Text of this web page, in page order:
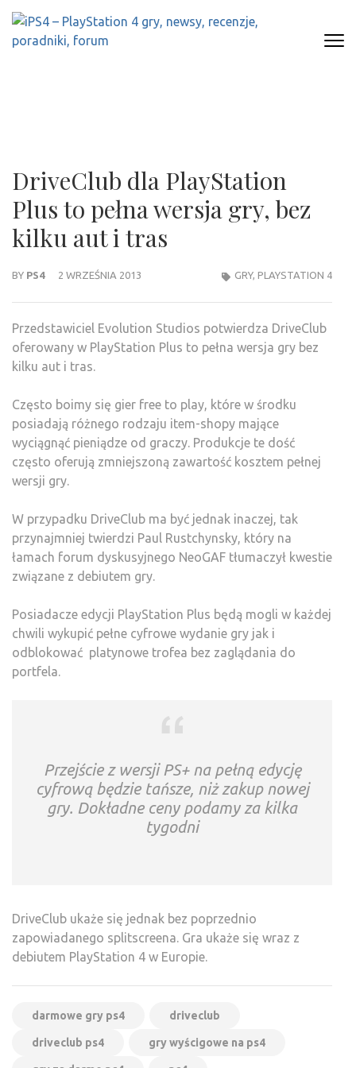
Skip
content
DriveClub dla PlayStation
Plus to pełna wersja gry, bez
kilku aut i tras
BY PS4 2 WRZEŚNIA 2013 GRY, PLAYSTATION 4
Przedstawiciel Evolution Studios potwierdza DriveClub
oferowany w PlayStation Plus to pełna wersja gry bez
kilku aut i tras.
Często boimy się gier free to play, które w środku
posiadają różnego rodzaju item-shopy mające
wyciągnąć pieniądze od graczy. Produkcje te dość
często oferują zmniejszoną zawartość kosztem pełnej
wersji gry.
W przypadku DriveClub ma być jednak inaczej, tak
przynajmniej twierdzi Paul Rustchynsky, który na
łamach forum dyskusyjnego NeoGAF tłumaczył kwestie
związane z debiutem gry.
Posiadacze edycji PlayStation Plus będą mogli w każdej
chwili wykupić pełne cyfrowe wydanie gry jak i
odblokować platynowe trofea bez zaglądania do
portfela.
Przejście z wersji PS+ na pełną edycję
cyfrową będzie tańsze, niż zakup nowej
gry. Dokładne ceny podamy za kilka
tygodni
DriveClub ukaże się jednak bez poprzednio
zapowiadanego splitscreena. Gra ukaże się wraz z
debiutem PlayStation 4 w Europie.
darmowe gry ps4 driveclub
driveclub ps4 gry wyścigowe na ps4